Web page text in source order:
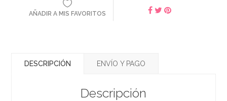
AÑADIR A MIS FAVORITOS
DESCRIPCIÓN ENVÍO Y PAGO
Descripción